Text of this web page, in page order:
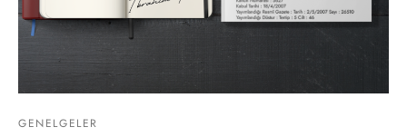
GENELGELER